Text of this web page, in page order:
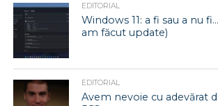
EDITORIAL
Windows 11: a fi sau a nu
am făcut update)
EDITORIAL
Avem nevoie cu adevărat